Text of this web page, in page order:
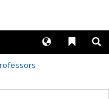
Liens
Langues